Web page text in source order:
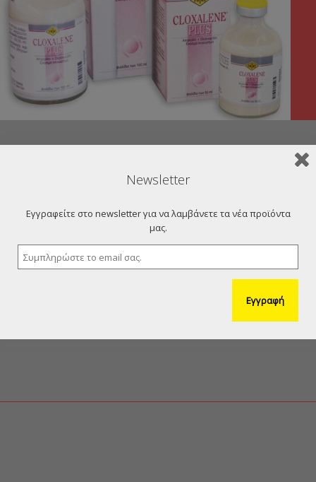
Newsletter
Εγγραφείτε στο newsletter για να λαμβάνετε τα νέα προϊόντα
μας.